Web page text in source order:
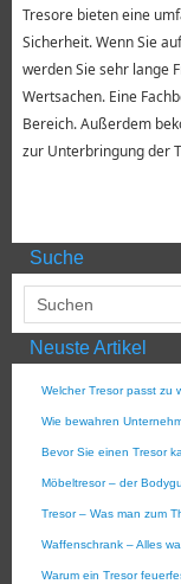
Tresore bieten eine
Sicherheit. Wenn Sie
werden Sie sehr lange
Wertsachen. Eine
Bereich. Außerdem
zur Unterbringung der
Suche
Neuste Artikel
Welcher Tresor passt zu
Wie bewahren
Bevor Sie einen Tresor
Möbeltresor – der
Tresor – Was man zum
Waffenschrank – Alles
Warum ein Tresor